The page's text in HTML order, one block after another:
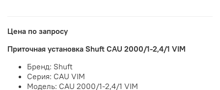
Цена по запросу
Приточная установка Shuft CAU 2000/1-2,4/1 VIM
Бренд: Shuft
Серия: CAU VIM
Модель: CAU 2000/1-2,4/1 VIM